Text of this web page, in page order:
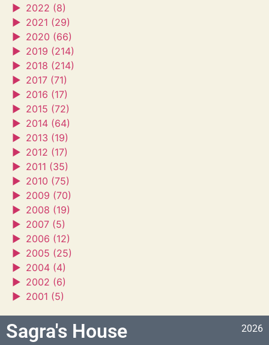
► 2022 (8)
► 2021 (29)
► 2020 (66)
► 2019 (214)
► 2018 (214)
► 2017 (71)
► 2016 (17)
► 2015 (72)
► 2014 (64)
► 2013 (19)
► 2012 (17)
► 2011 (35)
► 2010 (75)
► 2009 (70)
► 2008 (19)
► 2007 (5)
► 2006 (12)
► 2005 (25)
► 2004 (4)
► 2002 (6)
► 2001 (5)
Sagra's House 2026